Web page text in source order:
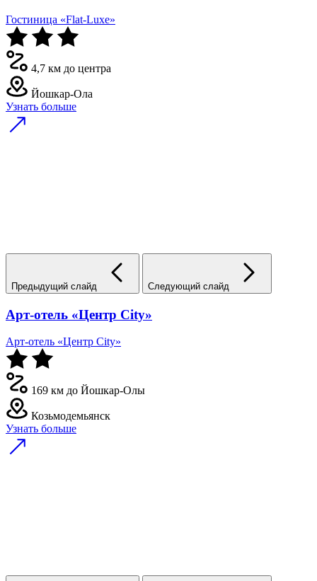
Гостиница «Flat-Luxe»
4,7 км до центра
Йошкар-Ола
Узнать больше
Предыдущий слайд Следующий слайд
Арт-отель «Центр City»
Арт-отель «Центр City»
169 км до Йошкар-Олы
Козьмодемьянск
Узнать больше